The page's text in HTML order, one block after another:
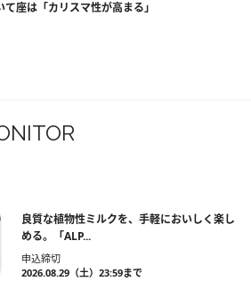
て座は「カリスマ性が高まる」
良質な植物性ミルクを、手軽においしく楽し
める。「ALP...
申込締切
2026.08.29（土）23:59まで